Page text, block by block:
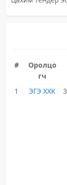
#
Оролцо
гч
1 ЭГЭ ХХК